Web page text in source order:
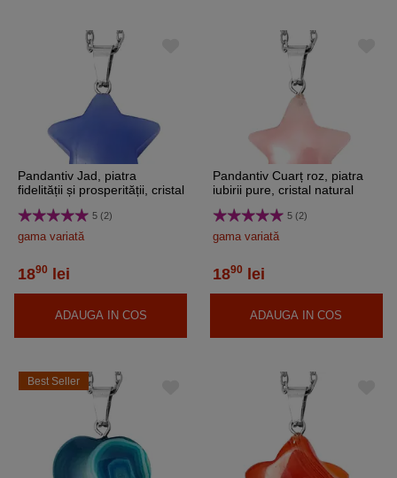
Pandantiv Jad, piatra
fidelității și prosperității, cristal
5 (2)
gama variată
1890 lei
ADAUGA IN COS
Pandantiv Cuarț roz, piatra
iubirii pure, cristal natural
5 (2)
gama variată
1890 lei
ADAUGA IN COS
Best Seller